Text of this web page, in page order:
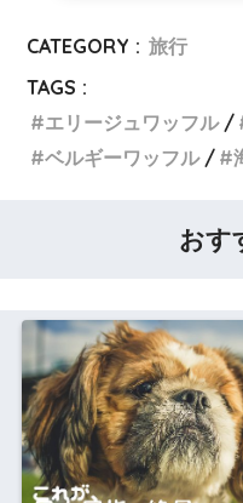
CATEGORY : 旅行
TAGS :
エリージュワッフル
ベルギーワッフル
おす